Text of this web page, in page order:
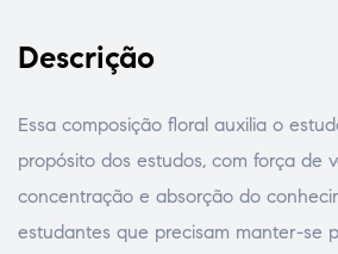
Descrição
Essa composição floral auxilia o
propósito dos estudos, com força de
concentração e absorção do
estudantes que precisam manter-se